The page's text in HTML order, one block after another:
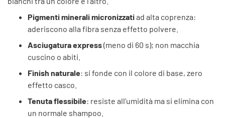
Pigmenti minerali micronizzatiad alta coprenza:
aderiscono alla fibra senza effetto polvere.
Asciugatura express(meno di 60 s); non macchia
cuscino o abiti.
Finish naturale: si fonde con il colore di base, zero
effetto casco.
Tenuta flessibile: resiste all’umidità ma si elimina con
un normale shampoo.